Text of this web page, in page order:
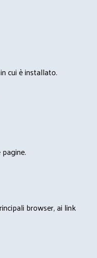
cui è installato.
browser, ai link